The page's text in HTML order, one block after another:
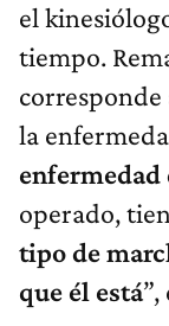
el
tiempo.
la
enfermedad
operado,
tipo de
que él está